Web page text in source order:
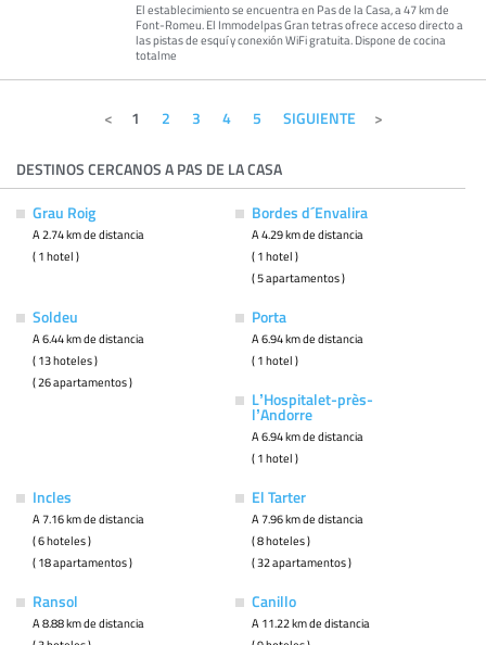
El establecimiento se encuentra en Pas de la Casa, a 47 km de
Font-Romeu. El Immodelpas Gran tetras ofrece acceso directo a
las pistas de esquí y conexión WiFi gratuita. Dispone de cocina
totalme
1 2 3 4 5 SIGUIENTE
DESTINOS CERCANOS A PAS DE LA CASA
Grau Roig
A 2.74 km de distancia
( 1 hotel )
Bordes d´Envalira
A 4.29 km de distancia
( 1 hotel )
( 5 apartamentos )
Soldeu
A 6.44 km de distancia
( 13 hoteles )
( 26 apartamentos )
Porta
A 6.94 km de distancia
( 1 hotel )
LʼHospitalet-près-
lʼAndorre
A 6.94 km de distancia
( 1 hotel )
Incles
A 7.16 km de distancia
( 6 hoteles )
( 18 apartamentos )
El Tarter
A 7.96 km de distancia
( 8 hoteles )
( 32 apartamentos )
Ransol
A 8.88 km de distancia
Canillo
A 11.22 km de distancia